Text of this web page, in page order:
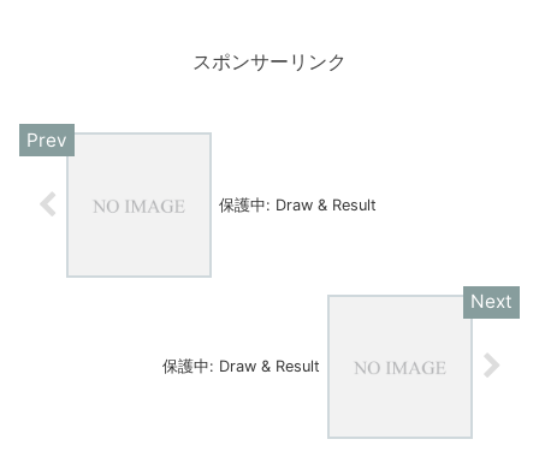
スポンサーリンク
保護中: Draw & Result
保護中: Draw & Result